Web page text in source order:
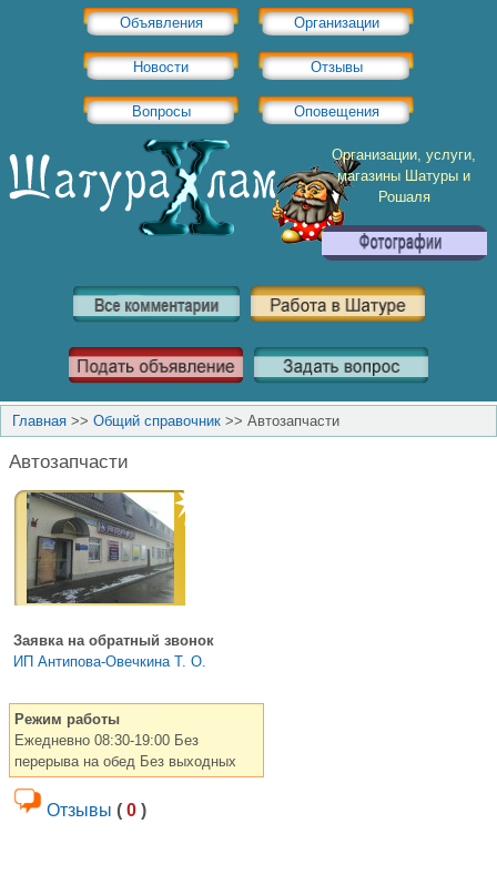
Объявления Организации
Новости Отзывы
Вопросы Оповещения
Организации, услуги,
магазины Шатуры и
Рошаля
Главная >> Общий справочник >> Автозапчасти
Автозапчасти
Заявка на обратный звонок
ИП Антипова-Овечкина Т. О.
Режим работы
Ежедневно 08:30-19:00 Без
перерыва на обед Без выходных
Отзывы ( 0 )